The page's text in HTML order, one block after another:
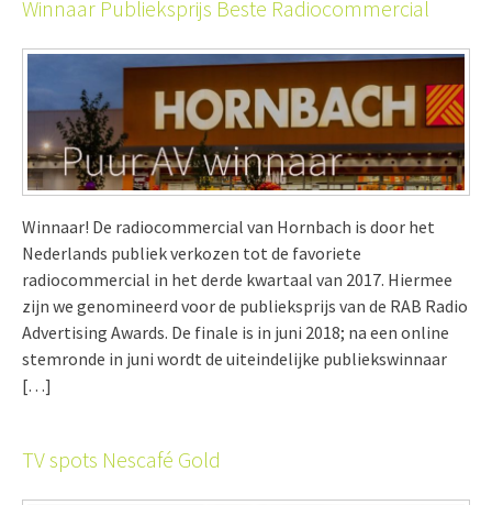
Winnaar Publieksprijs Beste Radiocommercial
Winnaar! De radiocommercial van Hornbach is door het
Nederlands publiek verkozen tot de favoriete
radiocommercial in het derde kwartaal van 2017. Hiermee
zijn we genomineerd voor de publieksprijs van de RAB Radio
Advertising Awards. De finale is in juni 2018; na een online
stemronde in juni wordt de uiteindelijke publiekswinnaar
[…]
TV spots Nescafé Gold